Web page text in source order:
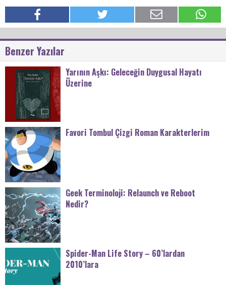
Benzer Yazılar
Yarının Aşkı: Geleceğin Duygusal Hayatı
Üzerine
Favori Tombul Çizgi Roman Karakterlerim
Geek Terminoloji: Relaunch ve Reboot
Nedir?
Spider-Man Life Story – 60’lardan
2010’lara